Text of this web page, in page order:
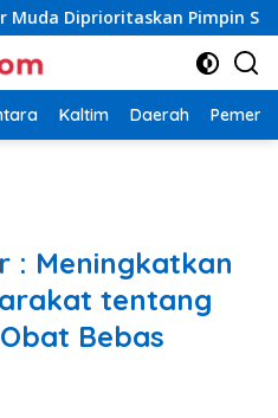
Pimpin Struktur Partai
Kaltim Daerah
: Meningkatkan
tentang
Bebas